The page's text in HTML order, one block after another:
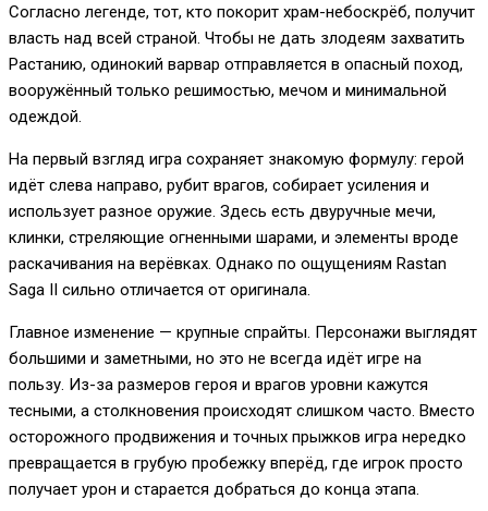
Согласно легенде, тот, кто покорит храм-небоскрёб, получит
власть над всей страной. Чтобы не дать злодеям захватить
Растанию, одинокий варвар отправляется в опасный поход,
вооружённый только решимостью, мечом и минимальной
одеждой.
На первый взгляд игра сохраняет знакомую формулу: герой
идёт слева направо, рубит врагов, собирает усиления и
использует разное оружие. Здесь есть двуручные мечи,
клинки, стреляющие огненными шарами, и элементы вроде
раскачивания на верёвках. Однако по ощущениям Rastan
Saga II сильно отличается от оригинала.
Главное изменение — крупные спрайты. Персонажи выглядят
большими и заметными, но это не всегда идёт игре на
пользу. Из-за размеров героя и врагов уровни кажутся
тесными, а столкновения происходят слишком часто. Вместо
осторожного продвижения и точных прыжков игра нередко
превращается в грубую пробежку вперёд, где игрок просто
получает урон и старается добраться до конца этапа.